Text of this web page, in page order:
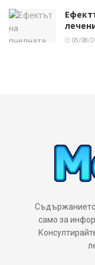
05/08/
Съдържанието
само за